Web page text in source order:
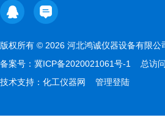
版权所有 © 2026 河北鸿诚仪器设备有限
备案号： 冀ICP备2020021061号-1
总访
技术支持： 化工仪器网 管理登陆